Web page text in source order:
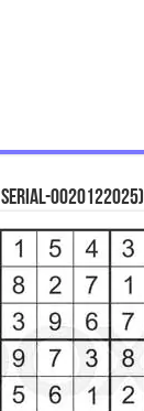
0020122025)